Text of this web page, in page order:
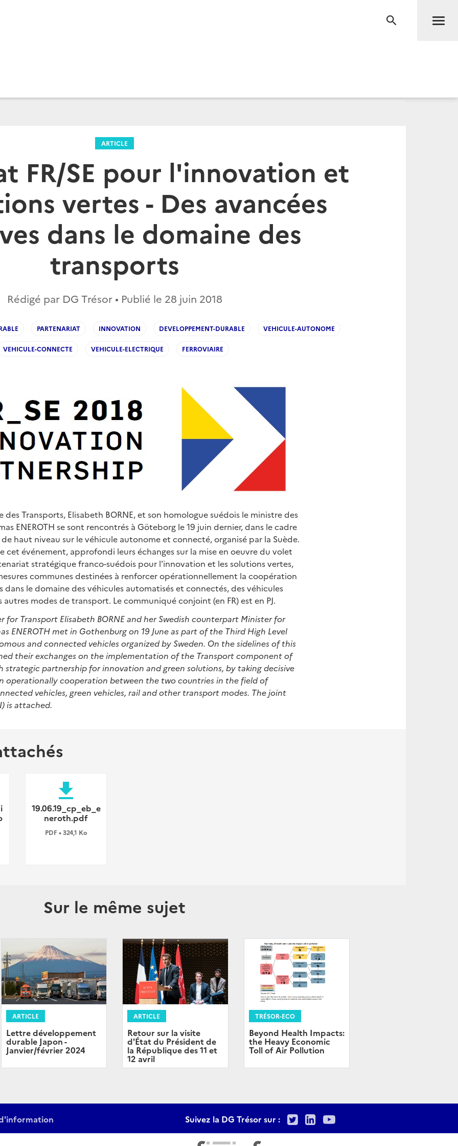
RECHERCHE
ARTICLE
FR/SE pour l'innovation et
vertes - Des avancées
dans le domaine des
transports
Rédigé par DG Trésor • Publié le 28 juin 2018
PARTENARIAT INNOVATION DEVELOPPEMENT-DURABLE VEHICULE-AUTONOME
VEHICULE-CONNECTE VEHICULE-ELECTRIQUE FERROVIAIRE
des Transports, Elisabeth BORNE, et son homologue suédois le ministre des
ENEROTH se sont rencontrés à Göteborg le 19 juin dernier, dans le cadre
haut niveau sur le véhicule autonome et connecté, organisé par la Suède.
cet événement, approfondi leurs échanges sur la mise en oeuvre du volet
stratégique franco-suédois pour l'innovation et les solutions vertes,
communes destinées à renforcer opérationnellement la coopération
dans le domaine des véhicules automatisés et connectés, des véhicules
modes de transport. Le communiqué conjoint (en FR) est en PJ.
for Transport Elisabeth BORNE and her Swedish counterpart Minister for
ENEROTH met in Gothenburg on 19 June as part of the Third High Level
and connected vehicles organized by Sweden. On the sidelines of this
their exchanges on the implementation of the Transport component of
strategic partnership for innovation and green solutions, by taking decisive
operationally cooperation between the two countries in the field of
vehicles, green vehicles, rail and other transport modes. The joint
is attached.
file_download
19.06.19_cp_eb_e
neroth.pdf
PDF • 324,1 Ko
Sur le même sujet
ARTICLE
Lettre développement
durable Japon -
Janvier/février 2024
ARTICLE
Retour sur la visite
d'État du Président de
la République des 11 et
12 avril
TRÉSOR-ECO
Beyond Health Impacts:
the Heavy Economic
Toll of Air Pollution
Suivez la DG Trésor sur : TwitterLinkedIn
Youtube